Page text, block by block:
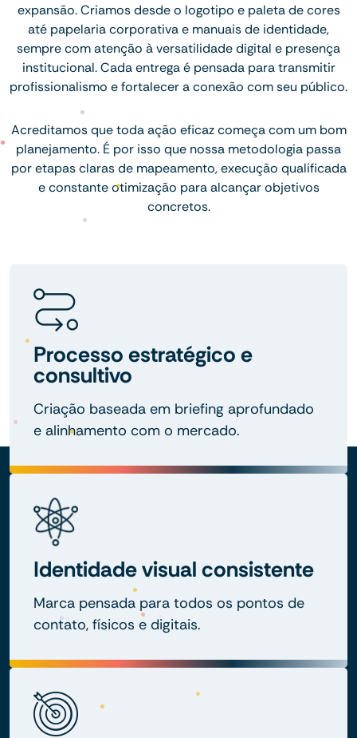
expansão. Criamos desde o logotipo e paleta de cores
até papelaria corporativa e manuais de identidade,
sempre com atenção à versatilidade digital e presença
institucional. Cada entrega é pensada para transmitir
profissionalismo e fortalecer a conexão com seu público.
Acreditamos que toda ação eficaz começa com um bom
planejamento. É por isso que nossa metodologia passa
por etapas claras de mapeamento, execução qualificada
e constante otimização para alcançar objetivos
concretos.
Processo estratégico e
consultivo
Criação baseada em briefing aprofundado
e alinhamento com o mercado.
Identidade visual consistente
Marca pensada para todos os pontos de
contato, físicos e digitais.